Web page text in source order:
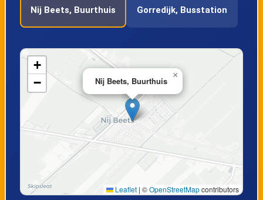
Nij Beets, Buurthuis Gorredijk, Busstation
Nij Beets, Buurthuis
×
+
−
Leaflet | ©OpenStreetMapcontributors